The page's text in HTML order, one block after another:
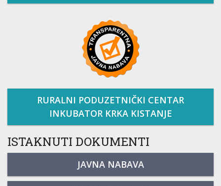
RURALNI PODUZETNIČKI CENTAR
INKUBATOR KRKA KISTANJE
ISTAKNUTI DOKUMENTI
JAVNA NABAVA